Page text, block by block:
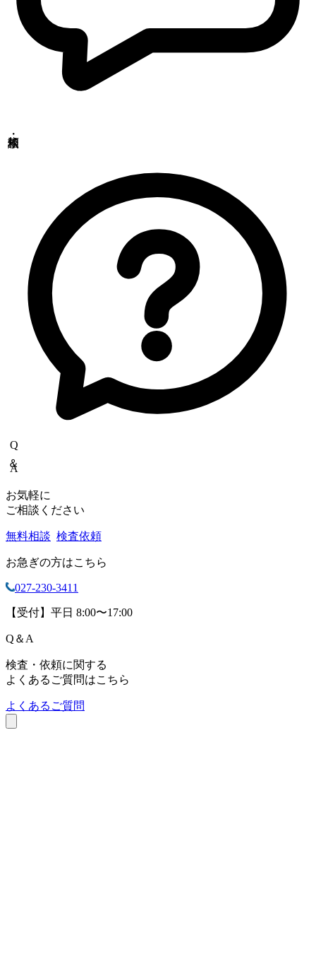
Q＆A
お気軽に
ご相談ください
無料相談 検査依頼
お急ぎの方はこちら
027-230-3411
【受付】平日 8:00〜17:00
Q ＆ A
検査・依頼に関する
よくあるご質問はこちら
よくあるご質問